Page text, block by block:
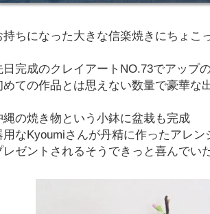
持ちになった大きな信楽焼きにちょこ
日完成のクレイアートNO.73でアップ
めての作品とは思えない数量で豪華な
縄の焼き物という小鉢に盆栽も完成
用なKyoumiさんが丹精に作ったアレ
レゼントされるそうできっと喜んでい